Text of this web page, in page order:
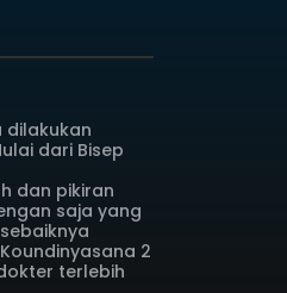
dilakukan
dari Bisep
dan pikiran
saja yang
2
terlebih